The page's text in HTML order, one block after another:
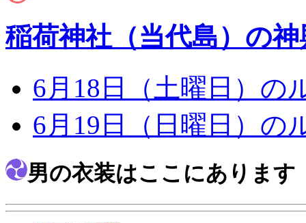
稲荷神社（当代島）の
6月18日（土曜日）の
6月19日（日曜日）の
男の衣装はここにあります